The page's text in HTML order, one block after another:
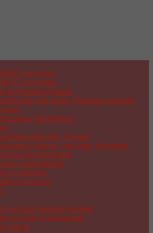
для дачи
для дома
своими руками
для дома. Поделки своими
предметов
крестом. Схемы
гладью, лентами, бисером
материалов
материала
и картона
из бисера
и куклы своими руками
из газет и журналов
ткани